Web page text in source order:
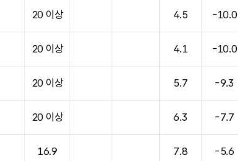
20 이상 4.5 -10.0
20 이상 4.1 -10.0
20 이상 5.7 -9.3
20 이상 6.3 -7.7
16.9 7.8 -5.6